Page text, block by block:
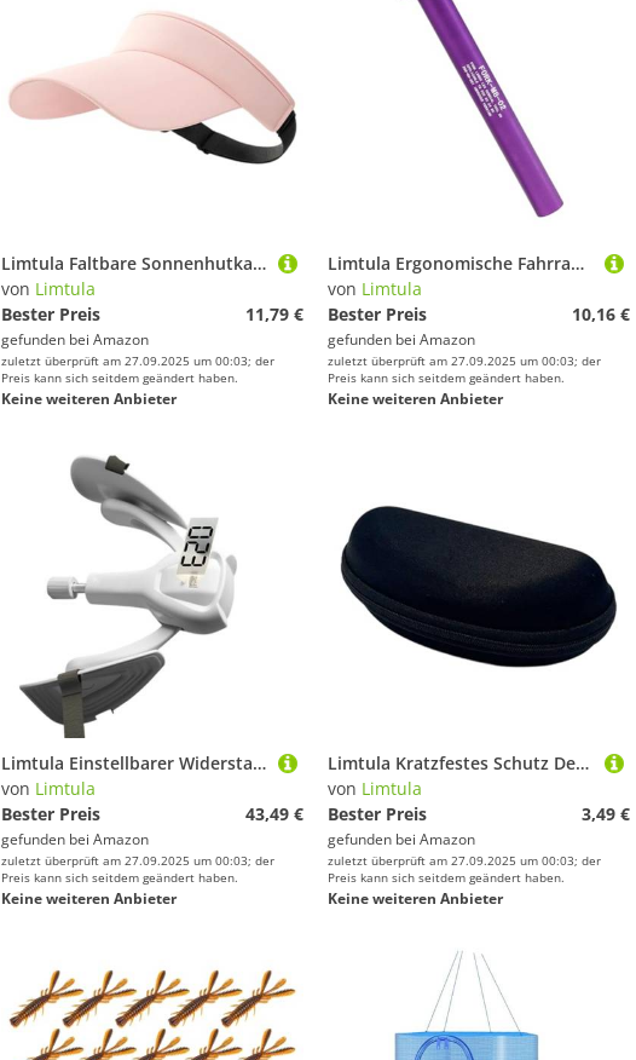
Limtula Faltbare Sonnenhutkappen Schnell Trocknen Leere Top Schutzvisoren Für Sportarten Tägliche Nutzungsschutzvötzungen Für Sport
von Limtula
Bester Preis
11,79 €
gefunden bei Amazon
zuletzt überprüft am 27.09.2025 um 00:03; der
Preis kann sich seitdem geändert haben.
Keine weiteren Anbieter
Limtula Ergonomische Fahrradfederung, schwere Fahrradgabel, Demontage für verschiedene Bedingungen, professionelle Fahrradreparatur
von Limtula
Bester Preis
10,16 €
gefunden bei Amazon
zuletzt überprüft am 27.09.2025 um 00:03; der
Preis kann sich seitdem geändert haben.
Keine weiteren Anbieter
Limtula Einstellbarer Widerstand Inneren Oberschenkel Trainer Beckenbodenmuskel Mit Counter Training Ausrüstung Beckenbodenmuskel Mit Zähler
von Limtula
Bester Preis
43,49 €
gefunden bei Amazon
zuletzt überprüft am 27.09.2025 um 00:03; der
Preis kann sich seitdem geändert haben.
Keine weiteren Anbieter
Limtula Kratzfestes Schutz Der Brillenwinde Und Sandbeständigen Sportarten Zum Radfahren Und Roadtrip Leichter Zyklus
von Limtula
Bester Preis
3,49 €
gefunden bei Amazon
zuletzt überprüft am 27.09.2025 um 00:03; der
Preis kann sich seitdem geändert haben.
Keine weiteren Anbieter